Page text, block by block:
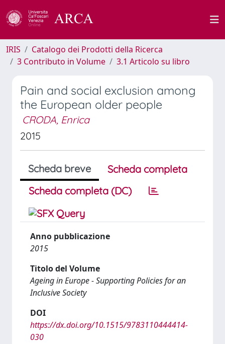
IRIS
Catalogo dei Prodotti della Ricerca
3 Contributo in Volume
3.1 Articolo su libro
Pain and social exclusion among
the European older people
CRODA, Enrica
2015
Scheda breve
Scheda completa
Scheda completa (DC)
Anno pubblicazione
2015
Titolo del Volume
Ageing in Europe - Supporting Policies for an
Inclusive Society
DOI
https://dx.doi.org/10.1515/9783110444414-
030